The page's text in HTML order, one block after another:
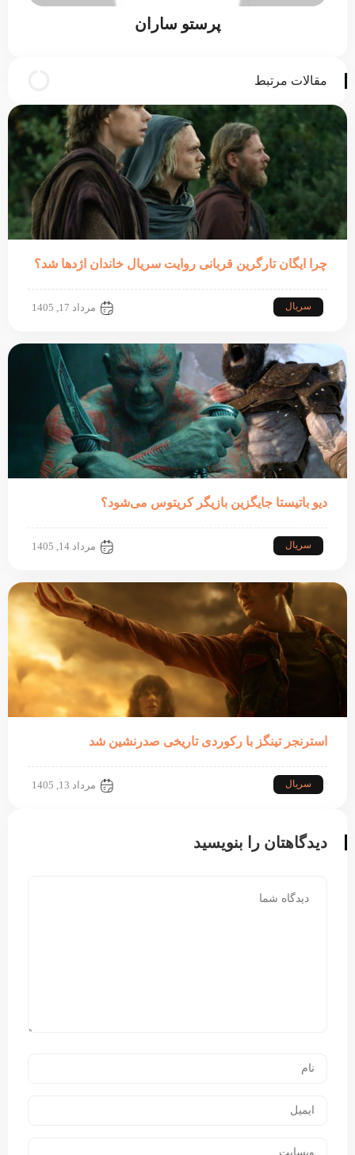
پرستو ساران
مقالات مرتبط
چرا ایگان تارگرین قربانی روایت سریال خاندان اژدها شد؟
سریال مرداد 17, 1405
دیو باتیستا جایگزین بازیگر کریتوس می‌شود؟
سریال مرداد 14, 1405
استرنجر تینگز با رکوردی تاریخی صدرنشین شد
سریال مرداد 13, 1405
دیدگاهتان را بنویسید